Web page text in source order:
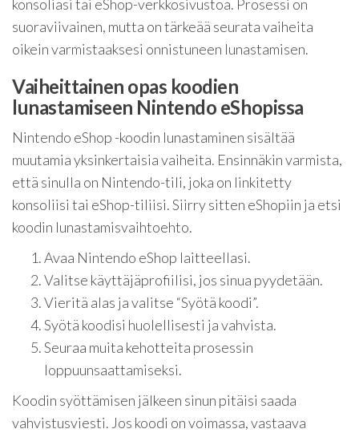
konsoliasi tai eShop-verkkosivustoa. Prosessi on
suoraviivainen, mutta on tärkeää seurata vaiheita
oikein varmistaaksesi onnistuneen lunastamisen.
Vaiheittainen opas koodien
lunastamiseen Nintendo eShopissa
Nintendo eShop -koodin lunastaminen sisältää
muutamia yksinkertaisia vaiheita. Ensinnäkin varmista,
että sinulla on Nintendo-tili, joka on linkitetty
konsoliisi tai eShop-tiliisi. Siirry sitten eShopiin ja etsi
koodin lunastamisvaihtoehto.
Avaa Nintendo eShop laitteellasi.
Valitse käyttäjäprofiilisi, jos sinua pyydetään.
Vieritä alas ja valitse “Syötä koodi”.
Syötä koodisi huolellisesti ja vahvista.
Seuraa muita kehotteita prosessin
loppuunsaattamiseksi.
Koodin syöttämisen jälkeen sinun pitäisi saada
vahvistusviesti. Jos koodi on voimassa, vastaava